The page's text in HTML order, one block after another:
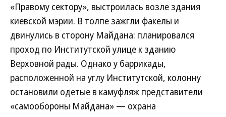
«Правому сектору», выстроилась возле здания
киевской мэрии. В толпе зажгли факелы и
двинулись в сторону Майдана: планировался
проход по Институтской улице к зданию
Верховной рады. Однако у баррикады,
расположенной на углу Институтской, колонну
остановили одетые в камуфляж представители
«самообороны Майдана» — охрана